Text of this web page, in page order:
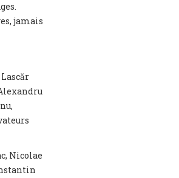
jamais
Nicolae